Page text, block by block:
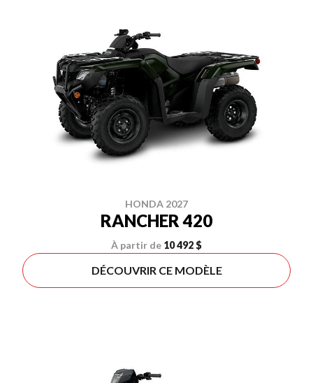
HONDA 2027
RANCHER 420
À partir de 10 492 $
DÉCOUVRIR CE MODÈLE